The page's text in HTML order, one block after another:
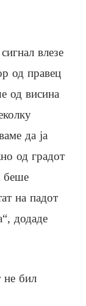
влезе
од правец
од висина
да ја
од градот
беше
на падот
додаде
не бил